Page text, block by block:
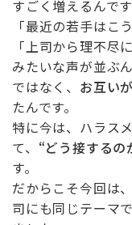
すごく増えるんです
「最近の若手はこう
「上司から理不尽
みたいな声が並ぶ
ではなく、 お互い
たんです。
特に今は、ハラス
て、 “どう接するの
す。
だからこそ今回は、
司にも同じテーマ